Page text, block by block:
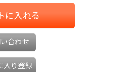
に入れる
合わせ
入り登録